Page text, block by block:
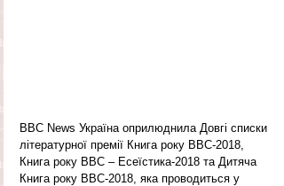
ВВС News Україна оприлюднила Довгі списки
літературної премії Книга року ВВС-2018,
Книга року ВВС – Есеїстика-2018 та Дитяча
Книга року ВВС-2018, яка проводиться у